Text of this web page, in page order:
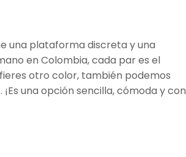
una plataforma discreta y una
en Colombia, cada par es el
otro color, también podemos
una opción sencilla, cómoda y con